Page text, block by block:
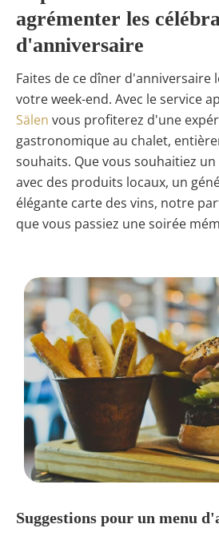
agrémenter les
d'anniversaire
Faites de ce dîner
votre week-end. Avec le service
Sälen vous profiterez d'une
gastronomique au chalet,
souhaits. Que vous souhaitiez
avec des produits locaux, un
élégante carte des vins, notre
que vous passiez une soirée
Suggestions pour un menu